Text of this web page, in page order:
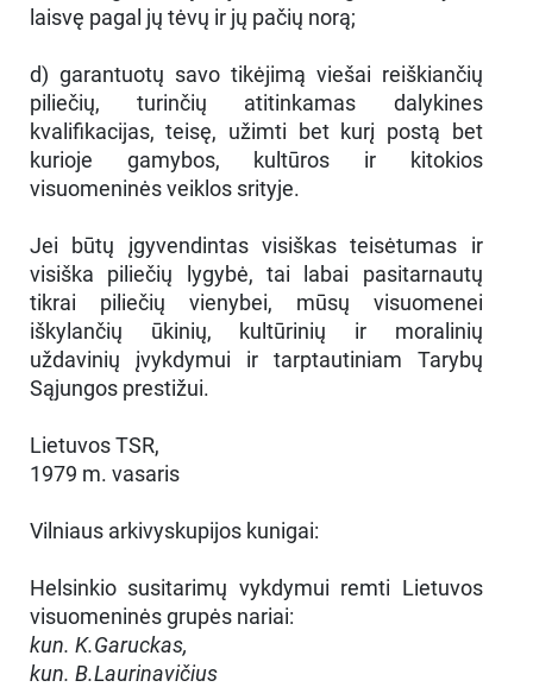
laisvę pagal jų tėvų ir jų pačių norą;
d) garantuotų savo tikėjimą viešai reiškiančių
piliečių, turinčių atitinkamas dalykines
kvalifikacijas, teisę, užimti bet kurį postą bet
kurioje gamybos, kultūros ir kitokios
visuomeninės veiklos srityje.
Jei būtų įgyvendintas visiškas teisėtumas ir
visiška piliečių lygybė, tai labai pasitarnautų
tikrai piliečių vienybei, mūsų visuomenei
iškylančių ūkinių, kultūrinių ir moralinių
uždavinių įvykdymui ir tarptautiniam Tarybų
Sąjungos prestižui.
Lietuvos TSR,
1979 m. vasaris
Vilniaus arkivyskupijos kunigai:
Helsinkio susitarimų vykdymui remti Lietuvos
visuomeninės grupės nariai:
kun. K.Garuckas,
kun. B.Laurinavičius